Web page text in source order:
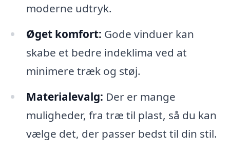
moderne udtryk.
Øget komfort: Gode vinduer kan
skabe et bedre indeklima ved at
minimere træk og støj.
Materialevalg: Der er mange
muligheder, fra træ til plast, så du kan
vælge det, der passer bedst til din stil.